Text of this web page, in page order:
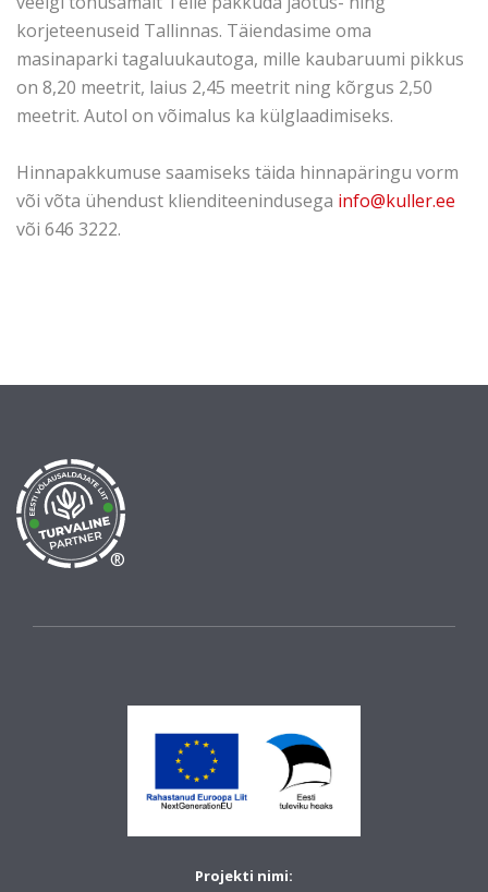
korjeteenuseid Tallinnas. Täiendasime oma
masinaparki tagaluukautoga, mille kaubaruumi pikkus
on 8,20 meetrit, laius 2,45 meetrit ning kõrgus 2,50
meetrit. Autol on võimalus ka külglaadimiseks.
Hinnapakkumuse saamiseks täida hinnapäringu vorm
või võta ühendust klienditeenindusega info@kuller.ee
või 646 3222.
®
Projekti nimi: